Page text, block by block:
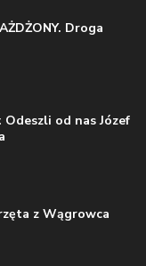
Droga
Odeszli od nas Józef
z Wągrowca